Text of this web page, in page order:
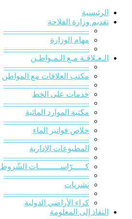
الرئيسية
تقديم وزارة الفلاحة
———————————
مهام الوزارة
———————————
الـعـلاقـة مـع الـمـواطـن
———————————
مكتب العلاقات مع المواطن
———————————
خدمات على الخط
———————————
مكتبة الموارد المائية
———————————
خلاص فواتير الماء
———————————
المطبوعات الإدارية
———————————
كـــــرّاســـــــــات الشّروط
———————————
نشريات
———————————
كراء الأراضي الدولية
النفاذ إلى المعلومة